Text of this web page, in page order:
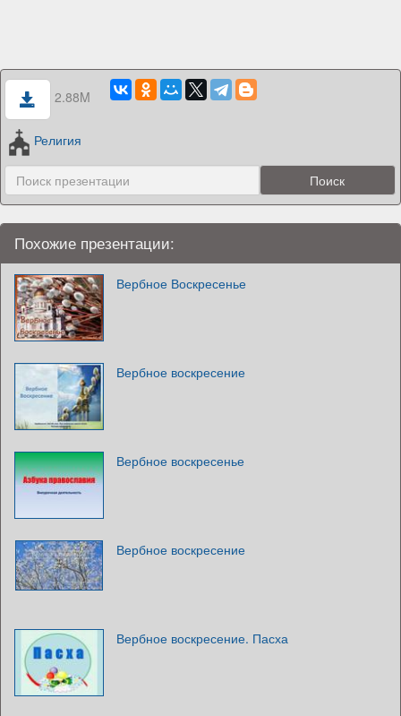
2.88M
Религия
Похожие презентации:
Вербное Воскресенье
Вербное воскресение
Вербное воскресенье
Вербное воскресение
Вербное воскресение. Пасха